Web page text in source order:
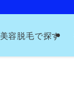
美容脱毛で探す